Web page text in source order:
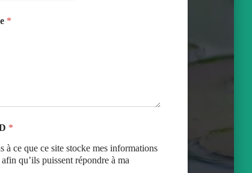
*
*
à ce que ce site stocke mes informations
qu’ils puissent répondre à ma